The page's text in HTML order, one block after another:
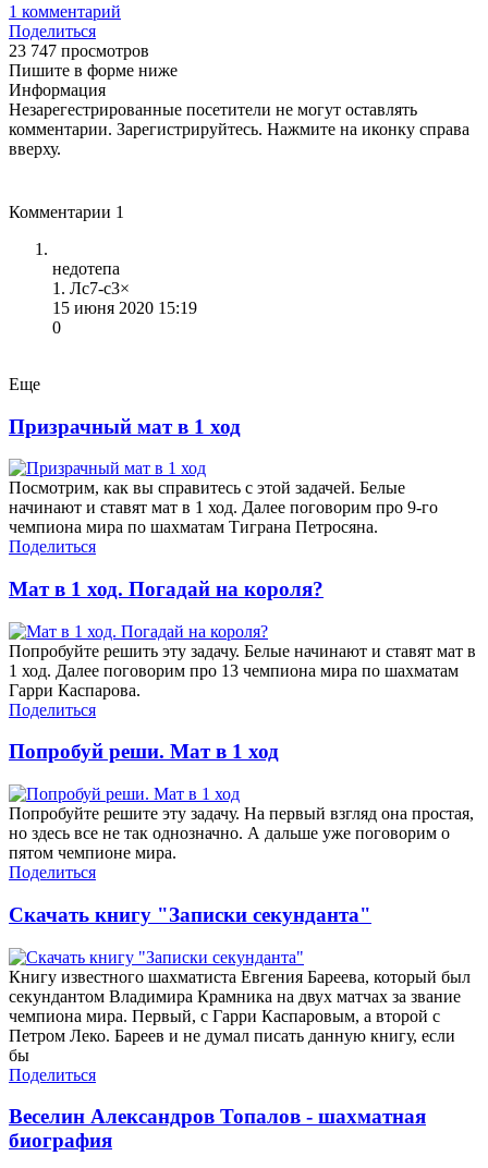
1 комментарий
Поделиться
23 747 просмотров
Пишите в форме ниже
Информация
Незарегестрированные посетители не могут оставлять
комментарии. Зарегистрируйтесь. Нажмите на иконку справа
вверху.
Комментарии 1
недотепа
1. Лc7-c3×
15 июня 2020 15:19
0
Еще
Призрачный мат в 1 ход
Посмотрим, как вы справитесь с этой задачей. Белые
начинают и ставят мат в 1 ход. Далее поговорим про 9-го
чемпиона мира по шахматам Тиграна Петросяна.
Поделиться
Мат в 1 ход. Погадай на короля?
Попробуйте решить эту задачу. Белые начинают и ставят мат в
1 ход. Далее поговорим про 13 чемпиона мира по шахматам
Гарри Каспарова.
Поделиться
Попробуй реши. Мат в 1 ход
Попробуйте решите эту задачу. На первый взгляд она простая,
но здесь все не так однозначно. А дальше уже поговорим о
пятом чемпионе мира.
Поделиться
Скачать книгу "Записки секунданта"
Книгу известного шахматиста Евгения Бареева, который был
секундантом Владимира Крамника на двух матчах за звание
чемпиона мира. Первый, с Гарри Каспаровым, а второй с
Петром Леко. Бареев и не думал писать данную книгу, если
бы
Поделиться
Веселин Александров Топалов - шахматная
биография